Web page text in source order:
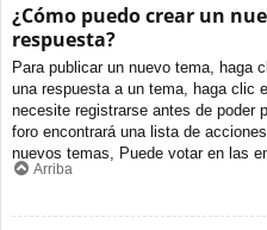
¿Cómo puedo crear un
respuesta?
Para publicar un nuevo tema, haga
una respuesta a un tema, haga clic
necesite registrarse antes de poder
foro encontrará una lista de
nuevos temas, Puede votar en las
Arriba